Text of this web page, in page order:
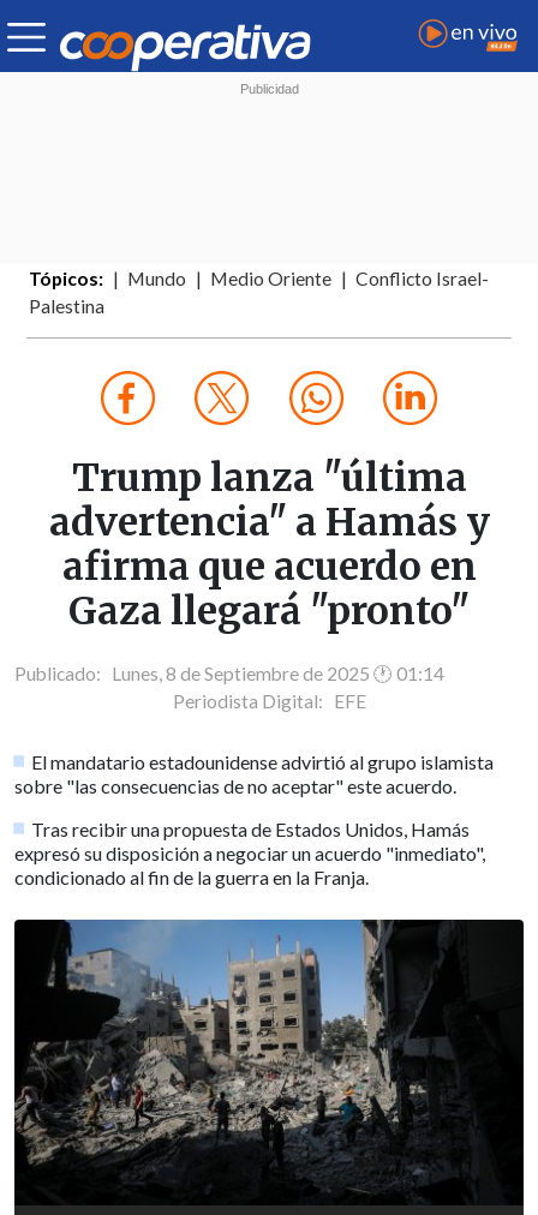
Tópicos: Mundo Medio Oriente
Conflicto Israel-
Palestina
Trump lanza "última
advertencia" a Hamás y
afirma que acuerdo en
Gaza llegará "pronto"
Publicado: Lunes, 8 de Septiembre de 2025 🕐 01:14
Periodista Digital: EFE
El mandatario estadounidense advirtió al grupo islamista
sobre "las consecuencias de no aceptar" este acuerdo.
Tras recibir una propuesta de Estados Unidos, Hamás
expresó su disposición a negociar un acuerdo "inmediato",
condicionado al fin de la guerra en la Franja.